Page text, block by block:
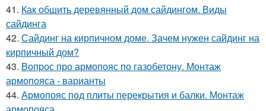
41. Как обшить деревянный дом сайдингом. Виды
сайдинга
42. Сайдинг на кирпичном доме. Зачем нужен сайдинг на
кирпичный дом?
43. Вопрос про армопояс по газобетону. Монтаж
армопояса - варианты
44. Армопояс под плиты перекрытия и балки. Монтаж